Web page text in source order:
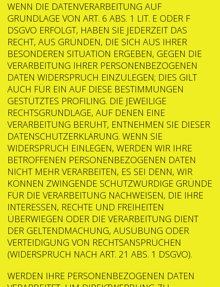
WENN DIE DATENVERARBEITUNG AUF
GRUNDLAGE VON ART. 6 ABS. 1 LIT. E ODER F
DSGVO ERFOLGT, HABEN SIE JEDERZEIT DAS
RECHT, AUS GRÜNDEN, DIE SICH AUS IHRER
BESONDEREN SITUATION ERGEBEN, GEGEN DIE
VERARBEITUNG IHRER PERSONENBEZOGENEN
DATEN WIDERSPRUCH EINZULEGEN; DIES GILT
AUCH FÜR EIN AUF DIESE BESTIMMUNGEN
GESTÜTZTES PROFILING. DIE JEWEILIGE
RECHTSGRUNDLAGE, AUF DENEN EINE
VERARBEITUNG BERUHT, ENTNEHMEN SIE DIESER
DATENSCHUTZERKLÄRUNG. WENN SIE
WIDERSPRUCH EINLEGEN, WERDEN WIR IHRE
BETROFFENEN PERSONENBEZOGENEN DATEN
NICHT MEHR VERARBEITEN, ES SEI DENN, WIR
KÖNNEN ZWINGENDE SCHUTZWÜRDIGE GRÜNDE
FÜR DIE VERARBEITUNG NACHWEISEN, DIE IHRE
INTERESSEN, RECHTE UND FREIHEITEN
ÜBERWIEGEN ODER DIE VERARBEITUNG DIENT
DER GELTENDMACHUNG, AUSÜBUNG ODER
VERTEIDIGUNG VON RECHTSANSPRÜCHEN
(WIDERSPRUCH NACH ART. 21 ABS. 1 DSGVO).
WERDEN IHRE PERSONENBEZOGENEN DATEN